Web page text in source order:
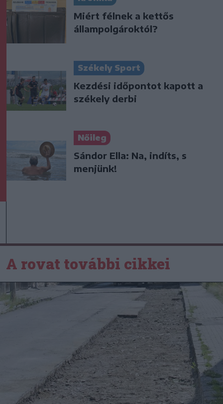
Miért félnek a kettős
állampolgároktól?
Székely Sport
Kezdési időpontot kapott a
székely derbi
Nőileg
Sándor Ella: Na, indíts, s
menjünk!
A rovat további cikkei